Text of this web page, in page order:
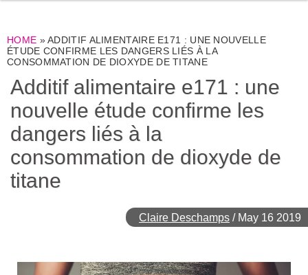
HOME »ADDITIF ALIMENTAIRE E171 : UNE NOUVELLE
ÉTUDE CONFIRME LES DANGERS LIÉS À LA
CONSOMMATION DE DIOXYDE DE TITANE
Additif alimentaire e171 : une
nouvelle étude confirme les
dangers liés à la
consommation de dioxyde de
titane
Claire Deschamps / May 16 2019